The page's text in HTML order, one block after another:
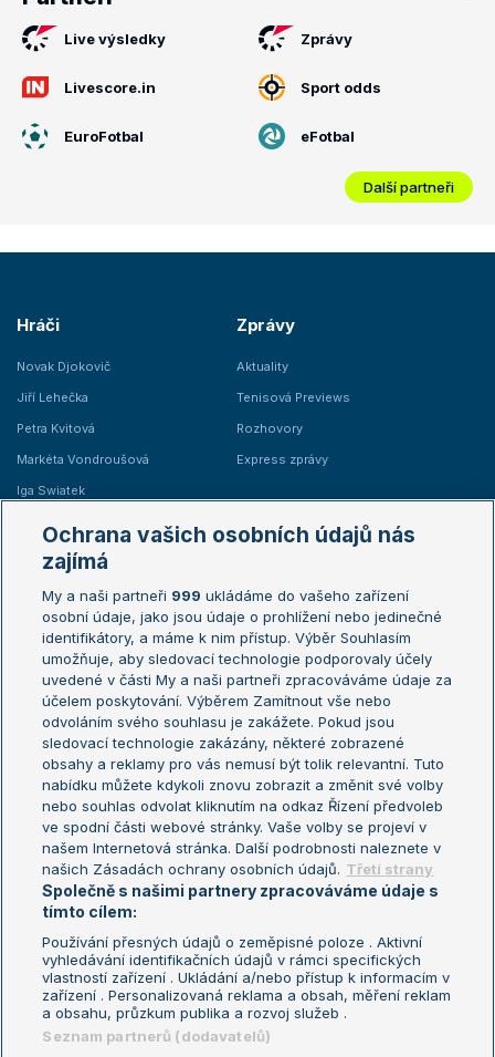
Live výsledky Zprávy
Livescore.in Sport odds
EuroFotbal eFotbal
Další partneři
Hráči
Novak Djokovič
Jiří Lehečka
Petra Kvitová
Markéta Vondroušová
Iga Swiatek
Zprávy
Aktuality
Tenisová Previews
Rozhovory
Express zprávy
Žebříčky
Žebříček ATP (muži)
Žebříček WTA (ženy)
Sázkařský žebříček
Australian Open
French Open
Wimbledon
US Open
Turnaj mistrů
Turnaj mistryň
Aktualní trendy
Fotbalové přestupy
Livesport Daily
LS Prague Open
Podmínky užití
Nastavení soukromí
GDPR a žurnalistika
Reklama
Kontakt
Informace o zpracování osobních
údajů
Ochrana vašich osobních údajů nás
zajímá
My a naši partneři 999 ukládáme do vašeho zařízení
osobní údaje, jako jsou údaje o prohlížení nebo jedinečné
identifikátory, a máme k nim přístup. Výběr Souhlasím
umožňuje, aby sledovací technologie podporovaly účely
uvedené v části My a naši partneři zpracováváme údaje za
účelem poskytování. Výběrem Zamítnout vše nebo
odvoláním svého souhlasu je zakážete. Pokud jsou
sledovací technologie zakázány, některé zobrazené
obsahy a reklamy pro vás nemusí být tolik relevantní. Tuto
nabídku můžete kdykoli znovu zobrazit a změnit své volby
nebo souhlas odvolat kliknutím na odkaz Řízení předvoleb
ve spodní části webové stránky. Vaše volby se projeví v
našem Internetová stránka. Další podrobnosti naleznete v
našich Zásadách ochrany osobních údajů. Třetí strany
Společně s našimi partnery zpracováváme údaje s
tímto cílem:
Používání přesných údajů o zeměpisné poloze . Aktivní
vyhledávání identifikačních údajů v rámci specifických
vlastností zařízení . Ukládání a/nebo přístup k informacím v
zařízení . Personalizovaná reklama a obsah, měření reklam
a obsahu, průzkum publika a rozvoj služeb .
Seznam partnerů (dodavatelů)